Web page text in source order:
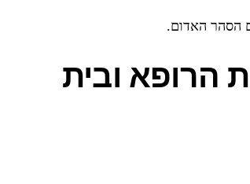
הסהר האדום.
הרופא ובית